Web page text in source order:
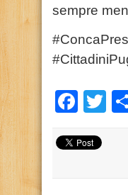
sempre